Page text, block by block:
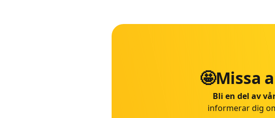
🤩Missa
Bli en del av
informerar dig